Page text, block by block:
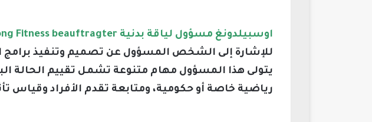
اوسبيلدونغ مسؤول لياقة بدنية Ospeldong Fitness beauftragter
للإشارة إلى الشخص المسؤول عن تصميم وتنفيذ برامج
يتولى هذا المسؤول مهام متنوعة تشمل تقييم الحالة
رياضية خاصة أو حكومية، ومتابعة تقدم الأفراد وقياس